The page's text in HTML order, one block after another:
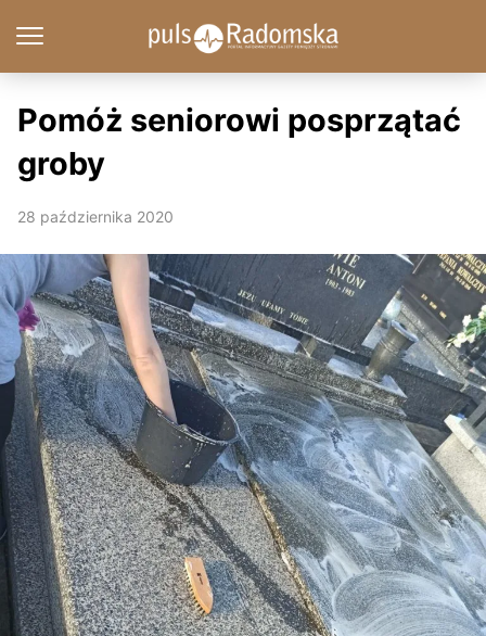
Pomóż seniorowi posprzątać
groby
28 października 2020